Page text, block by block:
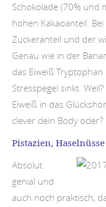
Schokolade (70% und
hohen Kakaoanteil.
Zuckeranteil und der
Genau wie in der
das Eiweiß
Stresspegel sinkt.
Eiweiß in das
clever dein Body oder?
Pistazien,
Absolut
genial und
auch noch praktisch,